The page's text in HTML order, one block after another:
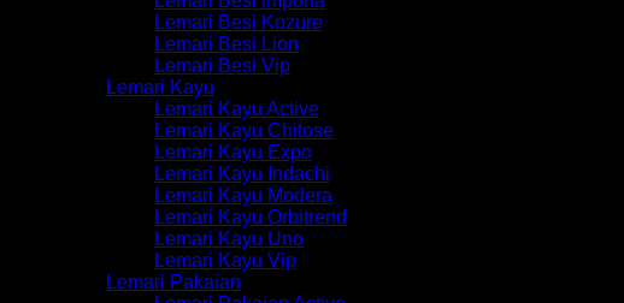
Lemari Besi Kozure
Lemari Besi Lion
Lemari Besi Vip
Lemari Kayu
Lemari Kayu Active
Lemari Kayu Chitose
Lemari Kayu Expo
Lemari Kayu Indachi
Lemari Kayu Modera
Lemari Kayu Orbitrend
Lemari Kayu Uno
Lemari Kayu Vip
Lemari Pakaian